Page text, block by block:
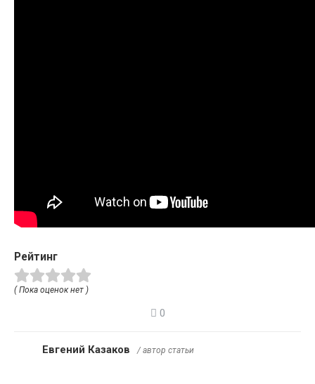
Рейтинг
( Пока оценок нет )
0
Евгений Казаков / автор статьи